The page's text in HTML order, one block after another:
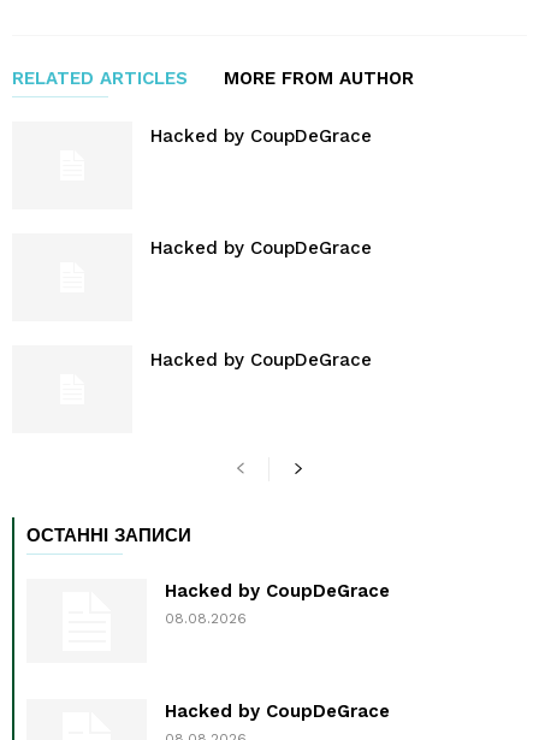
RELATED ARTICLES MORE FROM AUTHOR
Hacked by CoupDeGrace
Hacked by CoupDeGrace
Hacked by CoupDeGrace
ОСТАННІ ЗАПИСИ
Hacked by CoupDeGrace
08.08.2026
Hacked by CoupDeGrace